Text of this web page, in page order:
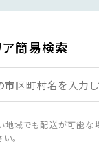
簡易検索
域でも配送が可能な
。